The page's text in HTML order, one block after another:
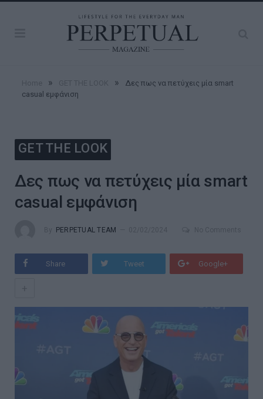
» »
Δες πως να πετύχεις μία smart
casual εμφάνιση
GET THE LOOK
Δες πως να πετύχεις μία smart
casual εμφάνιση
PERPETUAL TEAM
Share Tweet Google+